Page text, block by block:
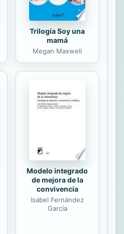
Trilogía Soy una
mamá
Megan Maxwell
Modelo integrado
de mejora de la
convivencia
Isabel Fernández
García